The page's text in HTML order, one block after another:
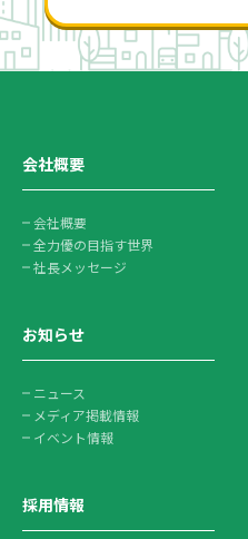
会社概要
会社概要
全力優の目指す世界
社長メッセージ
お知らせ
ニュース
メディア掲載情報
イベント情報
採用情報